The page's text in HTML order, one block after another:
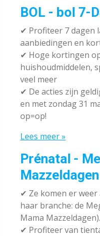
BOL - bol 7-
✔ Profiteer 7 dagen
aanbiedingen en
✔ Hoge kortingen
huishoudmiddelen,
veel meer
✔ De acties zijn
en met zondag 31
op=op!
Lees meer »
Prénatal -
Mazzeldagen
✔ Ze komen er
haar branche: de
Mama Mazzeldagen).
✔ Profiteer van